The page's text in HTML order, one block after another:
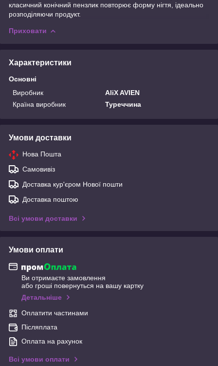
класичний конічний пензлик повторює форму нігтя, ідеально
розподіляючи продукт.
Приховати
Характеристики
Основні
Виробник
AliX AVIEN
Країна виробник
Туреччина
Умови доставки
Нова Пошта
Самовивіз
Доставка кур'єром Нової пошти
Доставка поштою
Всі умови доставки
Умови оплати
Ви отримаєте замовлення
або гроші повернуться на вашу картку
Детальніше
Оплатити частинами
Післяплата
Оплата на рахунок
Всі умови оплати